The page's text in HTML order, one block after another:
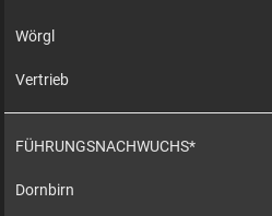
Wörgl
Vertrieb
FÜHRUNGSNACHWUCHS*
Dornbirn